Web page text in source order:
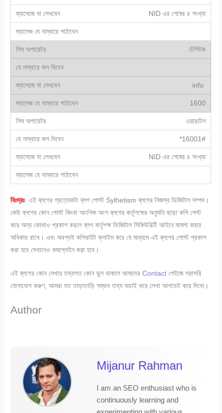
NID এর শেষের ৪ সংখ্যা
টেলিটক
info
1600
এয়ারটেল
*16001#
NID এর শেষের ৪ সংখ্যা
বিঃদ্রঃ এই ব্লগের প্রত্যেকটা ব্লগ পোস্ট Sylhetism ব্লগের নিজস্ব ডিজিটাল সম্পদ।
কেউ ব্লগের কোন পোস্ট কিংবা আংশিক অংশ ব্লগের কর্তৃপক্ষের অনুমতি ছাড়া কপি পেস্ট
করে অন্য কোথাও প্রকাশ করলে ব্লগ কর্তৃপক্ষ ডিজিটাল সিকিউরিটি আইনে মামলা করার
অধিকার রাখে। এবং অবশ্যই কপিরাইট ক্লাইম করে যে মাধ্যমে এই ব্লগের পোস্ট প্রকাশ
করা হবে সেখানেও কমপ্লেইন করা হবে।
এই ব্লগের কোন লেখায় তথ্যগত কোন ভুল থাকলে আমাদেরContact পেইজে সরাসরি
যোগাযোগ করুণ, আমরা যত তাড়াতাড়ি সম্ভব তথ্য যাচাই করে লেখা আপডেট করে দিবো।
Author
Mijanur Rahman
I am an SEO enthusiast who is
continuously learning and